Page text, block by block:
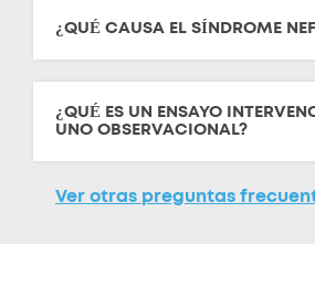
¿QUÉ CAUSA EL SÍNDROME
¿QUÉ ES UN ENSAYO
UNO OBSERVACIONAL?
Ver otras preguntas